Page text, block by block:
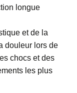
longue
et de la
douleur lors de
chocs et des
les plus